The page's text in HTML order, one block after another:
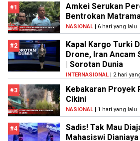
#1
Amkei Serukan
Bentrokan
NASIONAL | 6 hari yang lalu
#2
Kapal Kargo Turki
Drone, Iran Ancam
| Sorotan Dunia
INTERNASIONAL | 2 hari
#3
Kebakaran Proyek
Cikini
NASIONAL | 1 hari yang lalu
#4
Sadis! Tak Mau
Mahasiswi